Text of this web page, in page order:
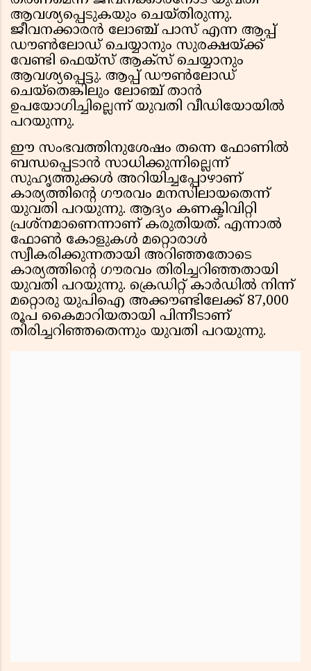
ആവശ്യപ്പെടുകയും ചെയ്തിരുന്നു.
ജീവനക്കാരന്‍ ലോഞ്ച് പാസ് എന്ന ആപ്പ്
ഡൗണ്‍ലോഡ് ചെയ്യാനും സുരക്ഷയ്ക്ക്
വേണ്ടി ഫെയ്‌സ് ആക്‌സ് ചെയ്യാനും
ആവശ്യപ്പെട്ടു. ആപ്പ് ഡൗണ്‍ലോഡ്
ചെയ്‌തെങ്കിലും ലോഞ്ച് താന്‍
ഉപയോഗിച്ചില്ലെന്ന് യുവതി വീഡിയോയില്‍
പറയുന്നു.
ഈ സംഭവത്തിനുശേഷം തന്നെ ഫോണില്‍
ബന്ധപ്പെടാന്‍ സാധിക്കുന്നില്ലെന്ന്
സുഹൃത്തുക്കള്‍ അറിയിച്ചപ്പോഴാണ്
കാര്യത്തിന്റെ ഗൗരവം മനസിലായതെന്ന്
യുവതി പറയുന്നു. ആദ്യം കണക്ടിവിറ്റി
പ്രശ്നമാണെന്നാണ് കരുതിയത്. എന്നാല്‍
ഫോണ്‍ കോളുകള്‍ മറ്റൊരാള്‍
സ്വീകരിക്കുന്നതായി അറിഞ്ഞതോടെ
കാര്യത്തിന്റെ ഗൗരവം തിരിച്ചറിഞ്ഞതായി
യുവതി പറയുന്നു. ക്രെഡിറ്റ് കാര്‍ഡില്‍ നിന്ന്
മറ്റൊരു യുപിഐ അക്കൗണ്ടിലേക്ക് 87,000
രൂപ കൈമാറിയതായി പിന്നീടാണ്
തിരിച്ചറിഞ്ഞതെന്നും യുവതി പറയുന്നു.